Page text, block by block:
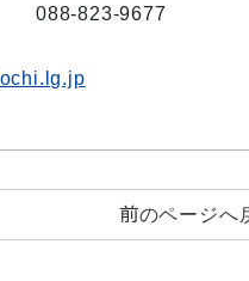
088-823-9677
前のページへ